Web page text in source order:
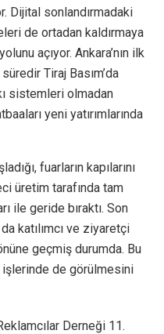
Dijital sonlandırmadaki
de ortadan kaldırmaya
açıyor. Ankara’nın ilk
Tiraj Basım’da
sistemleri olmadan
yeni yatırımlarında
fuarların kapılarını
üretim tarafında tam
ile geride bıraktı. Son
katılımcı ve ziyaretçi
geçmiş durumda. Bu
de görülmesini
Derneği 11.